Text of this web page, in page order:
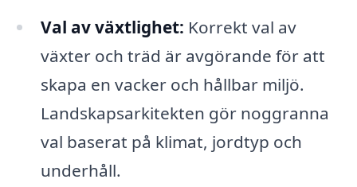
Val av växtlighet: Korrekt val av
växter och träd är avgörande för att
skapa en vacker och hållbar miljö.
Landskapsarkitekten gör noggranna
val baserat på klimat, jordtyp och
underhåll.